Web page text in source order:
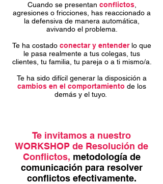
Cuando se presentan conflictos,
agresiones o fricciones, has reaccionado a
la defensiva de manera automática,
avivando el problema.
Te ha costado conectar y entenderlo que
le pasa realmente a tus colegas, tus
clientes, tu familia, tu pareja o a ti mismo/a.
Te ha sido difícil generar la disposición a
cambios en el comportamiento de los
demás y el tuyo.
Te invitamos a nuestro
WORKSHOP de Resolución de
Conflictos, metodología de
comunicación para resolver
conflictos efectivamente.